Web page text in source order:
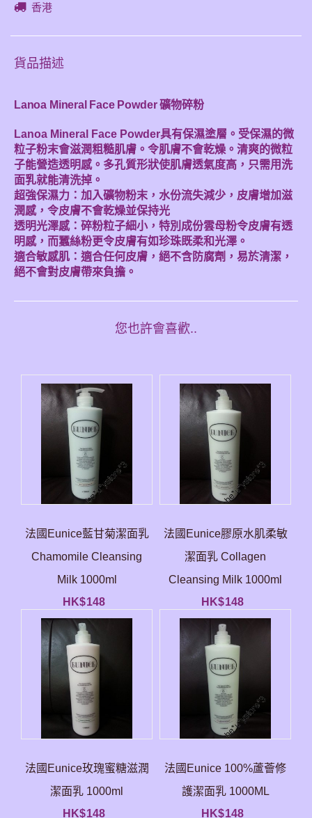
香港
貨品描述
Lanoa Mineral Face Powder 礦物碎粉
Lanoa Mineral Face Powder具有保濕塗層。受保濕的微
粒子粉末會滋潤粗糙肌膚。令肌膚不會乾燥。清爽的微粒
子能營造透明感。多孔質形狀使肌膚透氣度高，只需用洗
面乳就能清洗掉。
超強保濕力：加入礦物粉末，水份流失減少，皮膚增加滋
潤感，令皮膚不會乾燥並保持光
透明光澤感：碎粉粒子細小，特別成份雲母粉令皮膚有透
明感，而蠶絲粉更令皮膚有如珍珠既柔和光澤。
適合敏感肌：適合任何皮膚，絕不含防腐劑，易於清潔，
絕不會對皮膚帶來負擔。
您也許會喜歡..
法國Eunice藍甘菊潔面乳
Chamomile Cleansing
Milk 1000ml
HK$148
法國Eunice膠原水肌柔敏
潔面乳 Collagen
Cleansing Milk 1000ml
HK$148
法國Eunice玫瑰蜜糖滋潤
潔面乳 1000ml
HK$148
法國Eunice 100%蘆薈修
護潔面乳 1000ML
HK$148